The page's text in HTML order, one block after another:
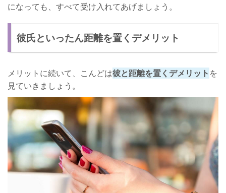
になっても、すべて受け入れてあげましょう。
彼氏といったん距離を置くデメリット
メリットに続いて、こんどは彼と距離を置くデメリット を
見ていきましょう。